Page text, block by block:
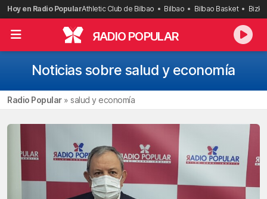
Saltar
al
contenido
Hoy en Radio PopularAthletic Club de Bilbao Bilbao Bilbao Basket
RADIO POPULAR
Noticias sobre salud y economía
Radio Popular» salud y economía